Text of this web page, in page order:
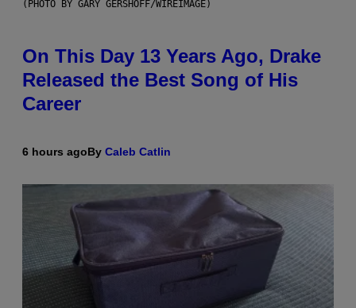
(PHOTO BY GARY GERSHOFF/WIREIMAGE)
On This Day 13 Years Ago, Drake
Released the Best Song of His
Career
6 hours agoBy Caleb Catlin